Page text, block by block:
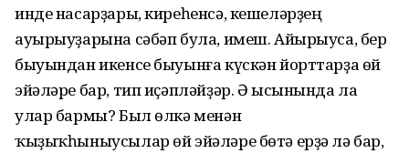
инде насарҙары, киреһенсә, кешеләрҙең
ауырыуҙарына сәбәп була, имеш. Айырыуса, бер
быуындан икенсе быуынға күскән йорттарҙа өй
эйәләре бар, тип иҫәпләйҙәр. Ә ысынында ла
улар бармы? Был өлкә менән
ҡыҙыҡһыныусылар өй эйәләре бөтә ерҙә лә бар,